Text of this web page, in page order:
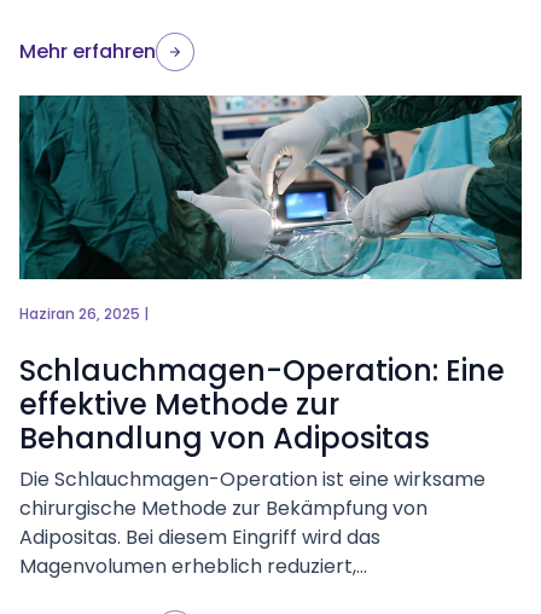
Mehr erfahren
Haziran 26, 2025 |
Schlauchmagen-Operation: Eine
effektive Methode zur
Behandlung von Adipositas
Die Schlauchmagen-Operation ist eine wirksame
chirurgische Methode zur Bekämpfung von
Adipositas. Bei diesem Eingriff wird das
Magenvolumen erheblich reduziert,...